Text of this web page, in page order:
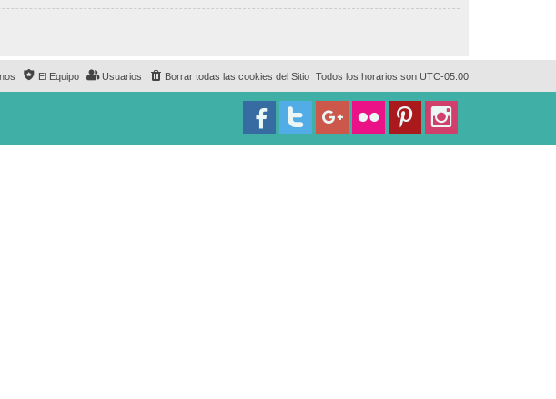
Todos los horarios son UTC-05:00
Borrar todas las cookies del Sitio
Usuarios
El Equipo